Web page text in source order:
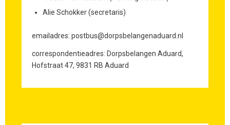
Alie Schokker (secretaris)
emailadres: postbus@dorpsbelangenaduard.nl
correspondentieadres: Dorpsbelangen Aduard,
Hofstraat 47, 9831 RB Aduard